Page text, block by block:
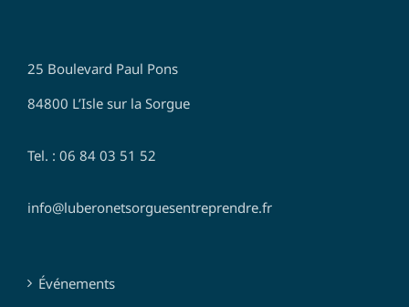
25 Boulevard Paul Pons
84800 L’Isle sur la Sorgue
Tel. : 06 84 03 51 52
info@luberonetsorguesentreprendre.fr
Événements